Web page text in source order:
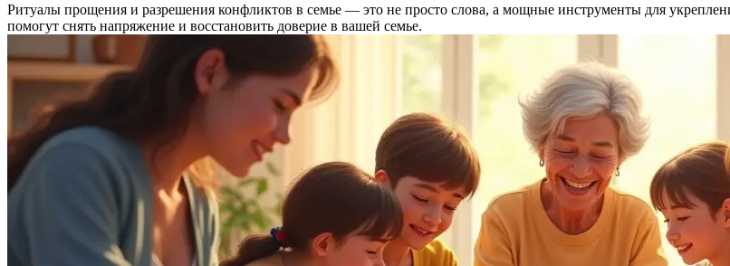
Ритуалы прощения и разрешения конфликтов в семье — это не просто слова, а мощные инструменты для
помогут снять напряжение и восстановить доверие в вашей семье.